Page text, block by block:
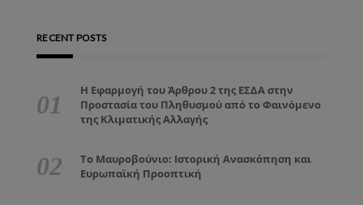
RECENT POSTS
Η Εφαρμογή του Άρθρου 2 της ΕΣΔΑ στην
Προστασία του Πληθυσμού από το Φαινόμενο
της Κλιματικής Αλλαγής
Το Μαυροβούνιο: Ιστορική Ανασκόπηση και
Ευρωπαϊκή Προοπτική